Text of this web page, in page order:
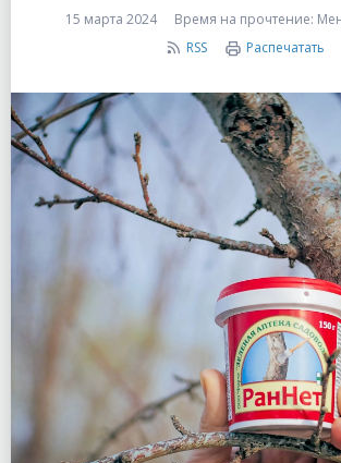
15 марта 2024 Время на прочтение:
RSS
Распечатать